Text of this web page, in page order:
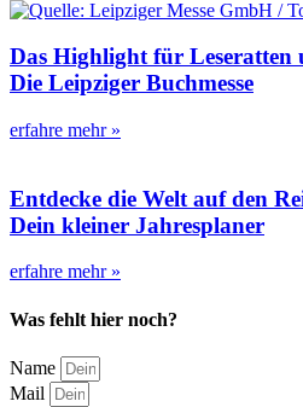
Das Highlight für
Die Leipziger Buchmesse
erfahre mehr »
Entdecke die Welt auf den
Dein kleiner Jahresplaner
erfahre mehr »
Was fehlt hier noch?
Name
Mail